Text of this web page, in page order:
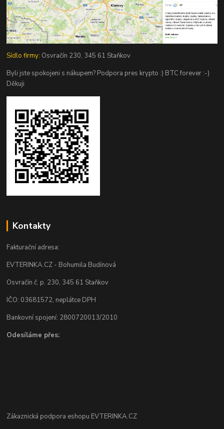
Sídlo firmy: Osvračín 230, 345 61 Staňkov
Byli jste spokojeni s nákupem? Podpora pres krypto :) BTC forever :-)
Děkuji
Kontakty
Fakturační adresa:
EVTERINKA.CZ - Bohumila Budínová
Osvračín č. p. 230, 345 61 Staňkov
IČO: 03681572, neplátce DPH
Bankovní spojení: 2800720013/2010
Odesíláme přes:
Zákaznická podpora eshopu EVTERINKA.CZ